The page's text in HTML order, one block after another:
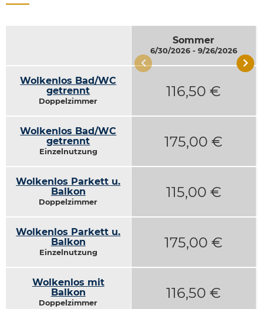
Sommer
6/30/2026 - 9/26/2026
Wolkenlos Bad/WC
getrennt
Doppelzimmer
98,00 € 116,50 €
Wolkenlos Bad/WC
getrennt
Einzelnutzung
138,00 € 175,00 €
Wolkenlos Parkett u.
Balkon
Doppelzimmer
98,00 € 115,00 €
Wolkenlos Parkett u.
Balkon
Einzelnutzung
138,00 € 175,00 €
Wolkenlos mit
Balkon
Doppelzimmer
88,00 € 116,50 €